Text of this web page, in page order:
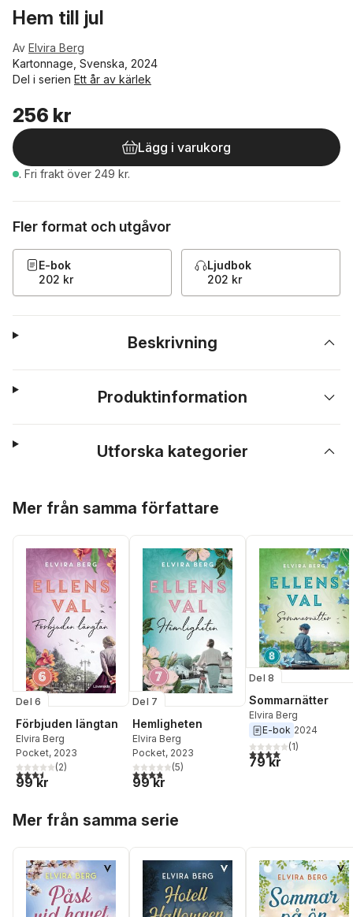
Hem till jul
Av Elvira Berg
Kartonnage, Svenska, 2024
Del i serien Ett år av kärlek
256 kr
Lägg i varukorg
. Fri frakt över 249 kr.
Fler format och utgåvor
E-bok
202 kr
Ljudbok
202 kr
Beskrivning
Produktinformation
Utforska kategorier
Mer från samma författare
Del 6
Förbjuden längtan
Elvira Berg
Pocket, 2023
3,5utav 5 stjärnor. Totalt antal röster:
(2)
99 kr
Del 7
Hemligheten
Elvira Berg
Pocket, 2023
3,8utav 5 stjärnor. Totalt antal röster:
(5)
99 kr
Del 8
Sommarnätter
Elvira Berg
E-bok 2024
4,0utav 5 stjärnor.
(1)
79 kr
Mer från samma serie